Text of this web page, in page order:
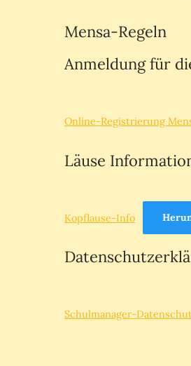
Mensa-Regeln
Anmeldung für
Online-Registrierung
Läuse
Kopflause-Info
Schulmanager-